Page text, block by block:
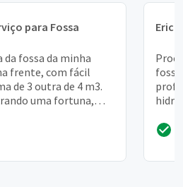
para Fossa
fossa da minha
frente, com fácil
de 3 outra de 4 m3.
uma fortuna,
Erick